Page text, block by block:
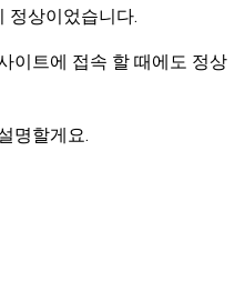
정상이었습니다.
이트에 접속 할 때에도 정상
명할게요.